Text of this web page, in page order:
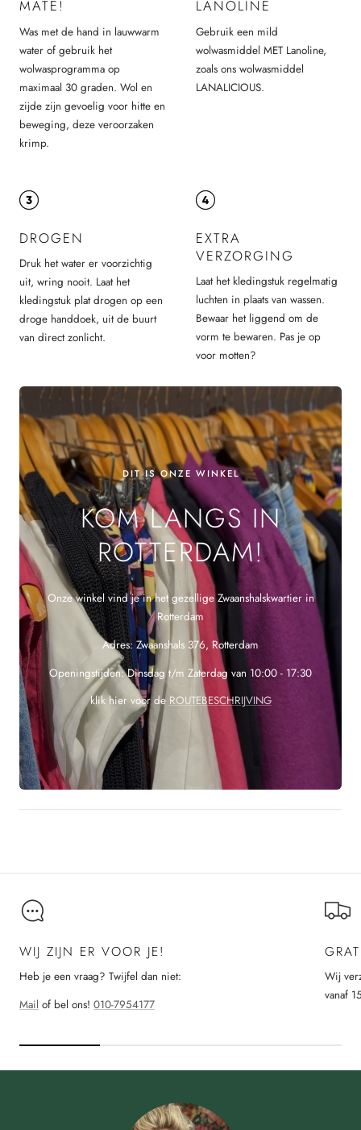
MATE!
Was met de hand in lauwwarm
water of gebruik het
wolwasprogramma op
maximaal 30 graden. Wol en
zijde zijn gevoelig voor hitte en
beweging, deze veroorzaken
krimp.
LANOLINE
Gebruik een mild
wolwasmiddel MET Lanoline,
zoals ons wolwasmiddel
LANALICIOUS.
DROGEN
Druk het water er voorzichtig
uit, wring nooit. Laat het
kledingstuk plat drogen op een
droge handdoek, uit de buurt
van direct zonlicht.
EXTRA
VERZORGING
Laat het kledingstuk regelmatig
luchten in plaats van wassen.
Bewaar het liggend om de
vorm te bewaren. Pas je op
voor motten?
DIT IS ONZE WINKEL
KOM LANGS IN
ROTTERDAM!
Onze winkel vind je in het gezellige Zwaanshalskwartier in
Rotterdam
Adres: Zwaanshals 376, Rotterdam
Openingstijden: Dinsdag t/m Zaterdag van 10:00 - 17:30
klik hier voor de ROUTEBESCHRIJVING
WIJ ZIJN ER VOOR JE!
Heb je een vraag? Twijfel dan niet:
Mail of bel ons! 010-7954177
Wij
vanaf